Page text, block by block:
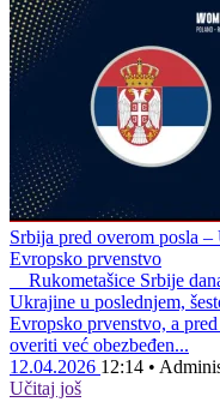
Srbija pred overom posla
Evropsko prvenstvo
Rukometašice Srbije
Ukrajine u poslednjem,
Evropsko prvenstvo, a
overiti već obezbeđen...
12.04.2026 12:14 •
Učitaj još